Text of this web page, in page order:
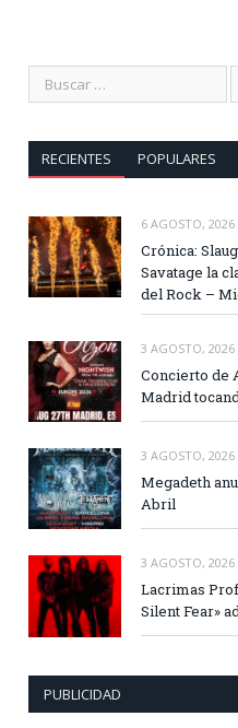
RECIENTES POPULARES
6 AGOSTO, 2026
Crónica:
Savatage la
del Rock –
3 AGOSTO, 2026
Concierto de
Madrid
3 AGOSTO, 2026
Megadeth
Abril
3 AGOSTO, 2026
Lacrimas
Silent Fear»
PUBLICIDAD